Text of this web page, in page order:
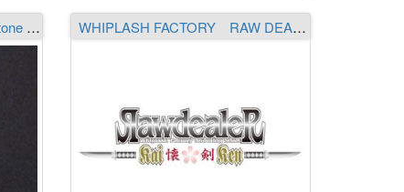
Ratty Twister Stone Head Stone Gasket Type-04 WHIPLASH FACTORY RAW DEALER Kaiken -懐剣- RK608LM3［The Shredding Kazakama］（送料￥1,300 ※沖縄除く）